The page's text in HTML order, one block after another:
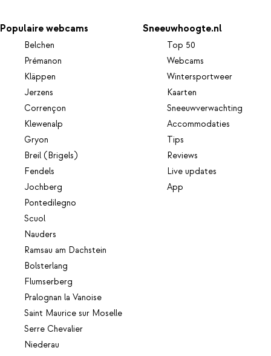
Populaire webcams
Belchen
Prémanon
Kläppen
Jerzens
Corrençon
Klewenalp
Gryon
Breil (Brigels)
Fendels
Jochberg
Pontedilegno
Scuol
Nauders
Ramsau am Dachstein
Bolsterlang
Flumserberg
Pralognan la Vanoise
Saint Maurice sur Moselle
Serre Chevalier
Niederau
Sneeuwhoogte.nl
Top 50
Webcams
Wintersportweer
Kaarten
Sneeuwverwachting
Accommodaties
Tips
Reviews
Live updates
App